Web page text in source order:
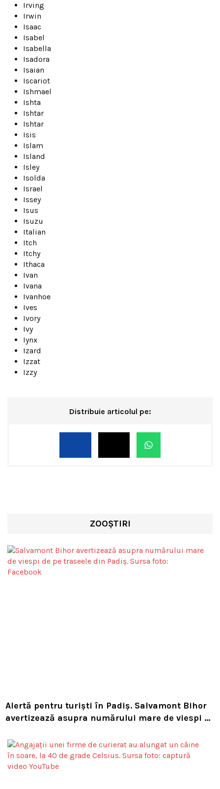
Irving
Irwin
Isaac
Isabel
Isabella
Isadora
Isaian
Iscariot
Ishmael
Ishta
Ishtar
Ishtar
Isis
Islam
Island
Isley
Isolda
Israel
Issey
Isus
Isuzu
Italian
Itch
Itchy
Ithaca
Ivan
Ivana
Ivanhoe
Ives
Ivory
Ivy
Iynx
Izard
Izzat
Izzy
Distribuie articolul pe:
ZOOȘTIRI
Alertă pentru turiști în Padiș. Salvamont Bihor
avertizează asupra numărului mare de viespi de